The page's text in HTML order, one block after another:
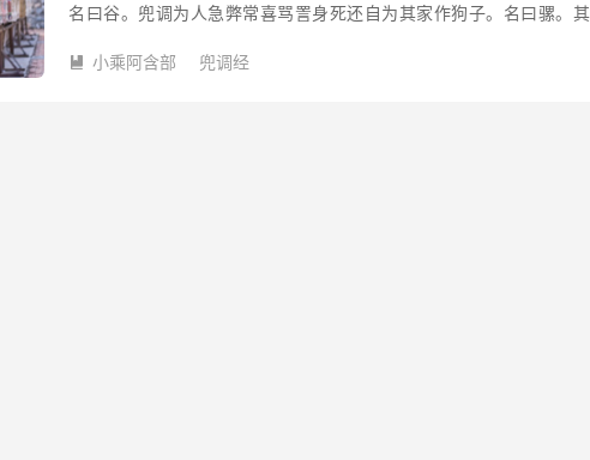
名曰谷。兜调为人急弊常喜骂詈身死还自为其家作狗子。名曰骡。
 小乘阿含部 兜调经